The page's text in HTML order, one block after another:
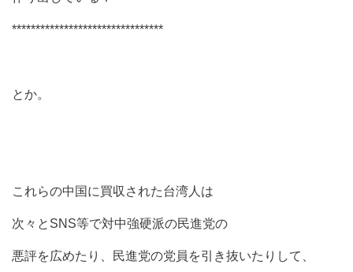
********************************
とか。
これらの中国に買収された台湾人は
次々とSNS等で対中強硬派の民進党の
悪評を広めたり、民進党の党員を引き抜いたりして、